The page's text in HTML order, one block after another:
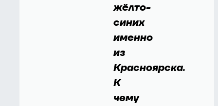
жёлто-
синих
именно
из
Красноярска.
К
чему